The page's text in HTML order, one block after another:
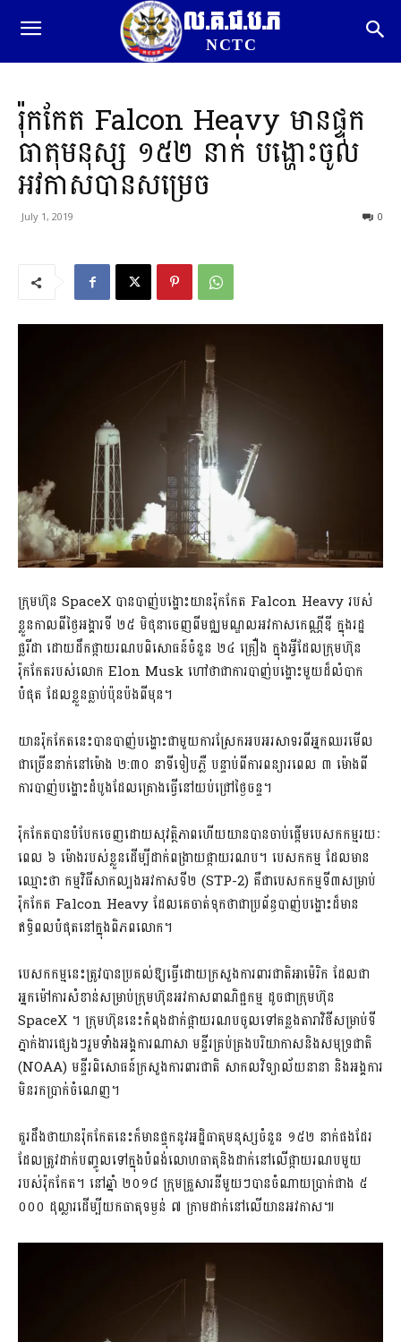
ល.គ.ជ.ប.ភ
NCTC
រ៉ុកកែត Falcon Heavy មានផ្ទុក
ធាតុមនុស្ស ១៥២ នាក់ បង្ហោះចូល
អវកាសបានសម្រេច
July 1, 2019 0
ក្រុមហ៊ុន SpaceX បាន​បាញ់​បង្ហោះ​​យានរ៉ុកកែត​ Falcon Heavy របស់
ខ្លួន​កាលពី​ថ្ងៃ​អង្គារ​ទី ​២៥ ​មិថុនា​ចេញពី​មជ្ឈមណ្ឌល​អវកាស​កេ​ណ្ណី​ឌី ក្នុង​រដ្ឋ​
ផ្លរីដា ដោយ​ដឹក​ផ្កាយរណប​ពិសោធន៍​ចំនួន ២៤ គ្រឿង ក្នុង​អ្វីដែល​ក្រុមហ៊ុន​
រ៉ុកកែត​របស់លោក​ Elon Musk ហៅថា​ជាការ​បាញ់​បង្ហោះ​​មួយ​ដ៏​លំបាក​
បំផុត ដែល​ខ្លួន​ធ្លាប់​ប៉ុនប៉ង​ពីមុន​។​ ​
យាន​​រ៉ុកកែត​នេះ​បាន​បាញ់​បង្ហោះ​ជាមួយ​ការស្រែក​អបអរសាទរ​ពី​អ្នក​ឈរ​មើល​
ជាច្រើន​នាក់​នៅ​ម៉ោង ២:៣០ នាទី​ទៀបភ្លឺ បន្ទាប់ពី​ការ​ពន្យារពេល​ ៣ ​ម៉ោង​ពី​
ការ​បាញ់​បង្ហោះ​ដំបូង​ដែល​គ្រោង​ធ្វើ​នៅ​យប់​ជ្រៅ​ថ្ងៃ​ចន្ទ​។​
​​​រ៉ុកកែត​បាន​បំបែកចេញ​ដោយ​សុវត្ថិភាព​ហើយ​យាន​បាន​ចាប់​ផ្តើម​បេសកកម្ម​រយៈ
ពេល ​៦ ​ម៉ោង​របស់​ខ្លួន​ដើម្បី​ដាក់​ពង្រាយ​ផ្កាយរណប​។​ ​បេសកកម្ម ដែល​មាន​
ឈ្មោះថា កម្មវិធី​សាកល្បង​អវកាស​ទី​២ (STP-2) គឺជា​បេសកកម្ម​ទី​៣​សម្រាប់​
រ៉ុកកែត Falcon Heavy ដែល​គេ​ចាត់ទុកថា​ជា​ប្រព័ន្ធ​បាញ់​បង្ហោះ​ដ៏​មាន​
ឥទ្ធិពល​បំផុត​នៅ​ក្នុង​ពិភពលោក​។​ ​
បេសកកម្ម​នេះ​ត្រូវ​បាន​ប្រគល់​ឱ្យ​ធ្វើ​ដោយ​ក្រសួងការពារជាតិ​អាម៉េរិក ដែល​ជា​
អ្នកម៉ៅការ​សំខាន់​សម្រាប់​ក្រុមហ៊ុន​អវកាស​ពាណិជ្ជកម្ម ដូចជា​ក្រុមហ៊ុន
SpaceX ។​ ​ក្រុមហ៊ុន​នេះ​កំពុង​ដាក់​ផ្កាយរណប​ចូលទៅ​គន្លង​តារាវិថី​សម្រាប់​ទី
ភ្នាក់ងារ​ផ្សេងៗ​រួមទាំង​អង្គការ​ណា​សា មន្ទីរ​គ្រប់គ្រង​បរិយាកាស​និង​សមុទ្រ​ជាតិ
(NOAA) មន្ទីរ​ពិសោធន៍​ក្រសួងការពារជាតិ សាកលវិទ្យាល័យ​នានា និង​អង្គ​ការ
មិន​រកប្រាក់​ចំណេញ​។
គួរ​ដឹង​ថា​​យានរ៉ុកកែត​នេះ​ក៏​មាន​ផ្ទុក​នូវ​អដ្ឋិធាតុ​​​មនុស្ស​ចំនួន ១៥២ នាក់​ផង​ដែរ ​
ដែល​ត្រូវ​ដាក់បញ្ចូល​ទៅ​ក្នុង​បំពង់​លោហធាតុ​និង​ដាក់​នៅ​លើ​ផ្កាយរណប​មួយ​
របស់​រ៉ុកកែត។ ​នៅ​ឆ្នាំ ២០១៨ ក្រុមគ្រួសារ​នីមួយៗ​បាន​ចំណាយ​ប្រា​ក់​ជាង ៥
០០០ ដុល្លារ​ដើម្បី​យក​ធាតុ​ទម្ងន់ ៧ ក្រាម​ដាក់​នៅ​លើ​យានអវកាស៕​​